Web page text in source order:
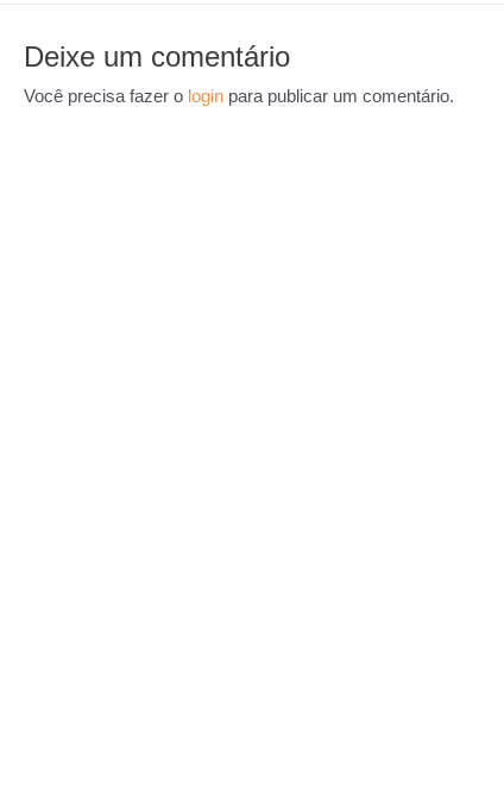
Deixe um comentário
Você precisa fazer o login para publicar um comentário.